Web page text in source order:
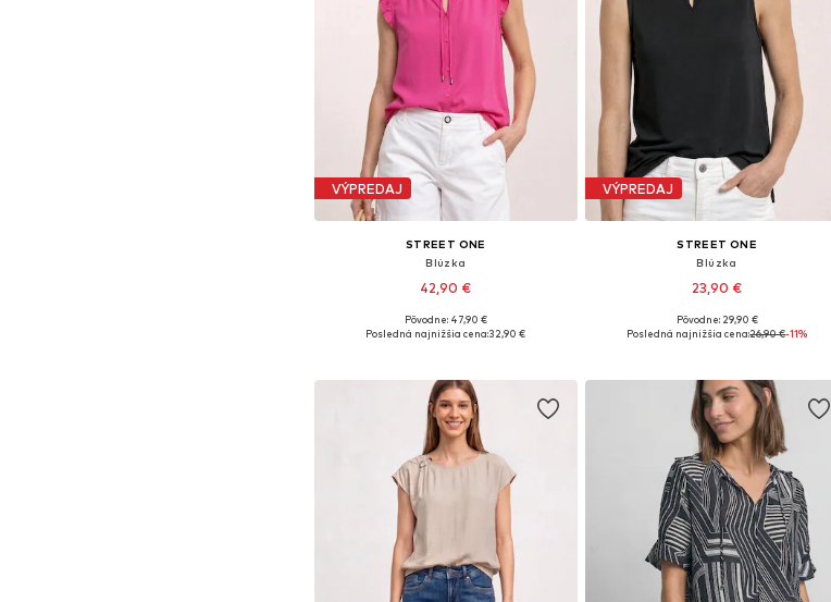
VÝPREDAJ
STREET ONE
Blúzka
42,90 €
Dostupné veľkosti: XS, S, M, L, XXL
Pôvodne: 47,90 €
Posledná najnižšia cena:32,90 €
VÝPREDAJ
STREET ONE
Blúzka
23,90 €
Dostupné veľkosti: XS, S, M, XL, XXL, XXXL
Pôvodne: 29,90 €
Posledná najnižšia cena:26,90 €-11%